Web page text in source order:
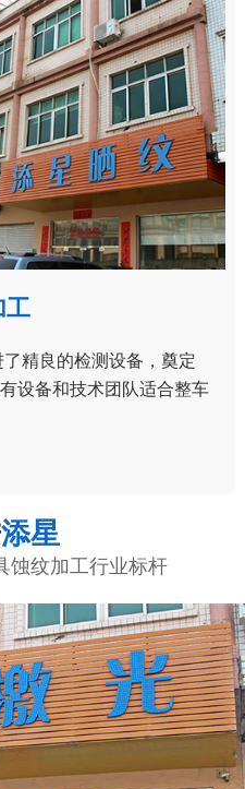
工
精良的检测设备，奠定
设备和技术团队适合整车
添星
蚀纹加工行业标杆